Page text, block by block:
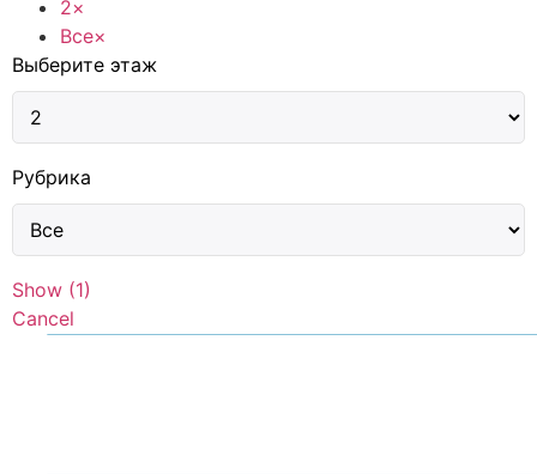
2×
Все×
Выберите этаж
Рубрика
Show (1)
Cancel